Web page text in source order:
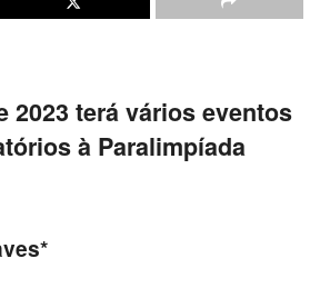
2023 terá vários eventos
à Paralimpíada